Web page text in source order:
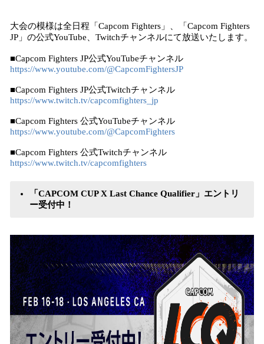
大会の模様は全日程「Capcom Fighters」、「Capcom Fighters
JP」の公式YouTube、Twitchチャンネルにて放送いたします。
■Capcom Fighters JP公式YouTubeチャンネル
https://www.youtube.com/@CapcomFightersJP
■Capcom Fighters JP公式Twitchチャンネル
https://www.twitch.tv/capcomfighters_jp
■Capcom Fighters 公式YouTubeチャンネル
https://www.youtube.com/@CapcomFighters
■Capcom Fighters 公式Twitchチャンネル
https://www.twitch.tv/capcomfighters
「CAPCOM CUP X Last Chance Qualifier」エントリ
ー受付中！